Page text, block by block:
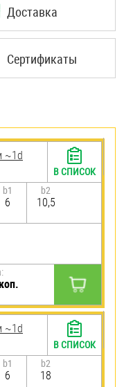
Доставка
Сертификаты
~1d
b1
6
b2
10,5
В СПИСОК
~1d
b1
6
b2
18
В СПИСОК